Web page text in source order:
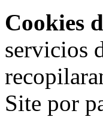
Cookies
servicios
Site por